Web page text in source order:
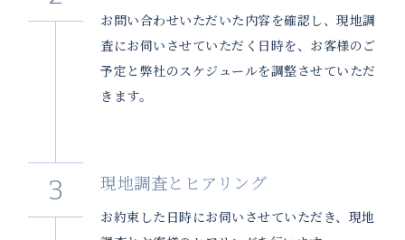
お問い合わせいただいた内容を確認し、現地調
査にお伺いさせていただく日時を、お客様のご
予定と弊社のスケジュールを調整させていただ
きます。
現地調査とヒアリング
お約束した日時にお伺いさせていただき、現地